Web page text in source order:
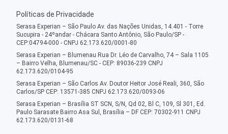
Políticas de Privacidade
Serasa Experian – São Paulo Av. das Nações Unidas, 14.401 - Torre
Sucupira - 24ºandar - Chácara Santo Antônio, São Paulo/SP -
CEP:04794-000 - CNPJ 62.173.620/0001-80
Serasa Experian – Blumenau Rua Dr. Léo de Carvalho, 74 – Sala 1105
– Bairro Velha, Blumenau/SC - CEP: 89036-239 CNPJ
62.173.620/0104-95
Serasa Experian – São Carlos Av. Doutor Heitor José Reali, 360, São
Carlos/SP CEP: 13571-385 CNPJ 62.173.620/0093-06
Serasa Experian – Brasília ST SCN, S/N, Qd 02, Bl C, 109, Sl 301, Ed.
Paulo Sarasate Bairro Asa Sul, Brasília – DF CEP: 70302-911 CNPJ
62.173.620/0131-68